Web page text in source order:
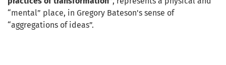
“mental” place, in Gregory Bateson's sense of
“aggregations of ideas”.